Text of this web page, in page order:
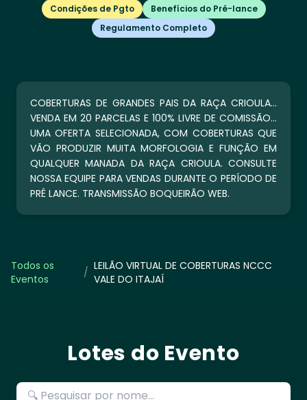
Condições de Pgto
Benefícios do Pré-lance
Regulamento Completo
COBERTURAS DE GRANDES PAIS DA RAÇA CRIOULA...
VENDA EM 20 PARCELAS E 100% LIVRE DE COMISSÃO...
UMA OFERTA SELECIONADA, COM COBERTURAS QUE
VÃO PRODUZIR MUITA MORFOLOGIA E FUNÇÃO EM
QUALQUER MANADA DA RAÇA CRIOULA. CONSULTE
NOSSA EQUIPE PARA VENDAS DURANTE O PERÍODO DE
PRÉ LANCE. TRANSMISSÃO BOQUEIRÃO WEB.
Todos os
Eventos
/ LEILÃO VIRTUAL DE COBERTURAS NCCC
VALE DO ITAJAÍ
Lotes do Evento